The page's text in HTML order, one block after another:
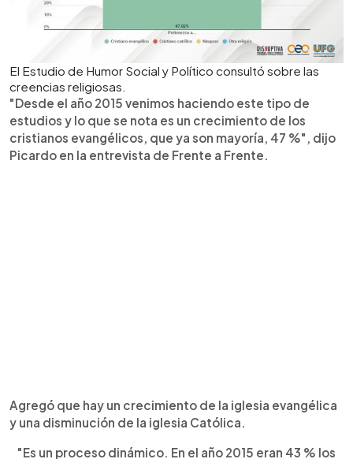
El Estudio de Humor Social y Político consultó sobre las
creencias religiosas.
"Desde el año 2015 venimos haciendo este tipo de
estudios y lo que se nota es un crecimiento de los
cristianos evangélicos, que ya son mayoría, 47 %", dijo
Picardo en la entrevista de Frente a Frente.
Agregó que hay un crecimiento de la iglesia evangélica
y una disminución de la iglesia Católica.
"Es un proceso dinámico. En el año 2015 eran 43 % los